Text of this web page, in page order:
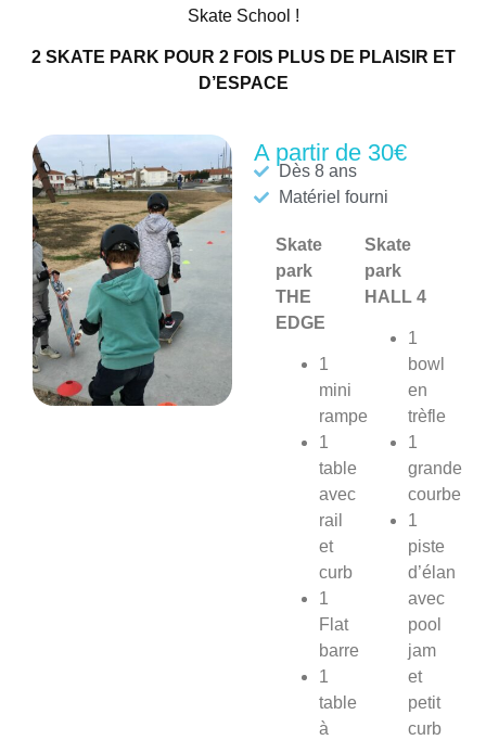
Skate School !
2 SKATE PARK POUR 2 FOIS PLUS DE PLAISIR ET
D’ESPACE
A partir de 30€
Dès 8 ans
Matériel fourni
Skate
park
THE
EDGE
1
mini
rampe
1
table
avec
rail
et
curb
1
Flat
barre
1
table
à
Skate
park
HALL 4
1
bowl
en
trèfle
1
grande
courbe
1
piste
d’élan
avec
pool
jam
et
petit
curb